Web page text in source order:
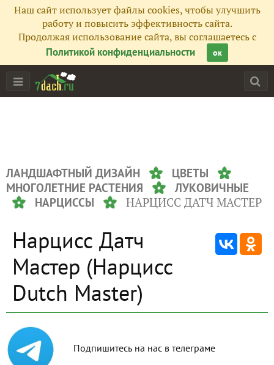
Наш сайт использует файлы cookies, чтобы улучшить
работу и повысить эффективность сайта.
Продолжая использование сайта, вы соглашаетесь с
Политикой конфиденциальности
ок
ЛАНДШАФТНЫЙ ДИЗАЙН
ЦВЕТЫ
МНОГОЛЕТНИЕ РАСТЕНИЯ
ЛУКОВИЧНЫЕ
НАРЦИССЫ
НАРЦИСС ДАТЧ МАСТЕР
Нарцисс Датч
Мастер (Нарцисс
Dutch Master)
Подпишитесь на нас в телеграме